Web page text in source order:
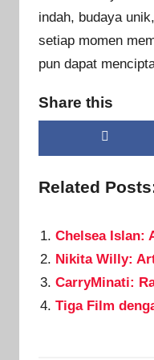
indah, budaya
setiap momen
pun dapat
Share this
Related
Chelsea Islan:
Nikita Willy:
CarryMinati:
Tiga Film